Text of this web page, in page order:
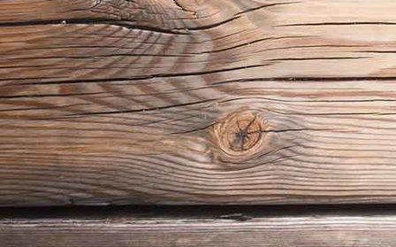
Weinkeller Lagerraum